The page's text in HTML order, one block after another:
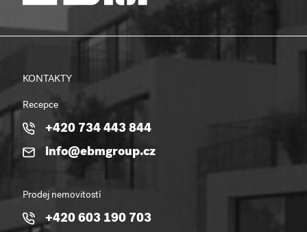
KONTAKTY
Recepce
+420 734 443 844
info@ebmgroup.cz
Prodej nemovitostí
+420 603 190 703